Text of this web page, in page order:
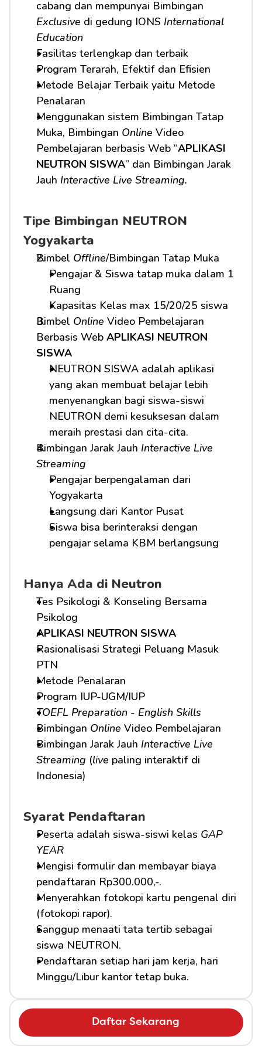
Daftar Sekarang
Exclusive di gedung IONS International
Education
Fasilitas terlengkap dan terbaik
Program Terarah, Efektif dan Efisien
Metode Belajar Terbaik yaitu Metode
Penalaran
Menggunakan sistem Bimbingan Tatap
Muka, Bimbingan Online Video
Pembelajaran berbasis Web “APLIKASI
NEUTRON SISWA” dan Bimbingan Jarak
Jauh Interactive Live Streaming.
Tipe Bimbingan NEUTRON
Yogyakarta
Bimbel Offline/Bimbingan Tatap Muka
Pengajar & Siswa tatap muka dalam 1
Ruang
Kapasitas Kelas max 15/20/25 siswa
Bimbel Online Video Pembelajaran
Berbasis Web APLIKASI NEUTRON
SISWA
NEUTRON SISWA adalah aplikasi
yang akan membuat belajar lebih
menyenangkan bagi siswa-siswi
NEUTRON demi kesuksesan dalam
meraih prestasi dan cita-cita.
Bimbingan Jarak Jauh Interactive Live
Streaming
Pengajar berpengalaman dari
Yogyakarta
Langsung dari Kantor Pusat
Siswa bisa berinteraksi dengan
pengajar selama KBM berlangsung
Hanya Ada di Neutron
Tes Psikologi & Konseling Bersama
Psikolog
APLIKASI NEUTRON SISWA
Rasionalisasi Strategi Peluang Masuk
PTN
Metode Penalaran
Program IUP-UGM/IUP
TOEFL Preparation - English Skills
Bimbingan Online Video Pembelajaran
Bimbingan Jarak Jauh Interactive Live
Streaming (live paling interaktif di
Indonesia)
Syarat Pendaftaran
Peserta adalah siswa-siswi kelas GAP
YEAR
Mengisi formulir dan membayar biaya
pendaftaran Rp300.000,-.
Menyerahkan fotokopi kartu pengenal diri
(fotokopi rapor).
Sanggup menaati tata tertib sebagai
siswa NEUTRON.
Pendaftaran setiap hari jam kerja, hari
Minggu/Libur kantor tetap buka.